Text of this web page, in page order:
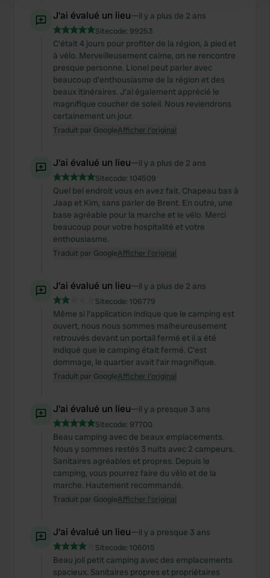
We use cookies to personalise content and ads, to
provide social media features and to analyse our traffic.
We also share information about your use of our site with
our social media, advertising and analytics partners who
may combine it with other information that you’ve
provided to them or that they’ve collected from your use
of their services.
J'ai évalué un lieu—il y a plus de 2 ans
Sitecode: 99253
C'était 4 jours pour profiter de la région, à pied et
à vélo. Merveilleusement calme, on ne rencontre
presque personne. Lionel peut parler avec
beaucoup d'enthousiasme de la région et des
beaux itinéraires. J'ai également apprécié le
magnifique coucher de soleil. Nous reviendrons
certainement un jour.
Traduit par GoogleAfficher l'original
J'ai évalué un lieu—il y a plus de 2 ans
Sitecode: 104509
Quel bel endroit vous en avez fait. Chapeau bas à
Jaap et Kim, sans parler de Brent. En outre, une
base agréable pour la marche et le vélo. Merci
beaucoup pour votre hospitalité et votre
enthousiasme.
Traduit par GoogleAfficher l'original
J'ai évalué un lieu—il y a plus de 2 ans
Sitecode: 106779
Même si l'application indique que le camping est
ouvert, nous nous sommes malheureusement
retrouvés devant un portail fermé et il a été
indiqué que le camping était fermé. C'est
dommage, le quartier avait l'air magnifique.
Traduit par GoogleAfficher l'original
J'ai évalué un lieu—il y a presque 3 ans
Sitecode: 97700
Beau camping avec de beaux emplacements.
Nous y sommes restés 3 nuits avec 2 campeurs.
Sanitaires agréables et propres. Depuis le
camping, vous pourrez faire du vélo et de la
marche. Hautement recommandé.
Traduit par GoogleAfficher l'original
J'ai évalué un lieu—il y a presque 3 ans
Sitecode: 106015
Beau joli petit camping avec des emplacements
spacieux. Sanitaires propres et propriétaires